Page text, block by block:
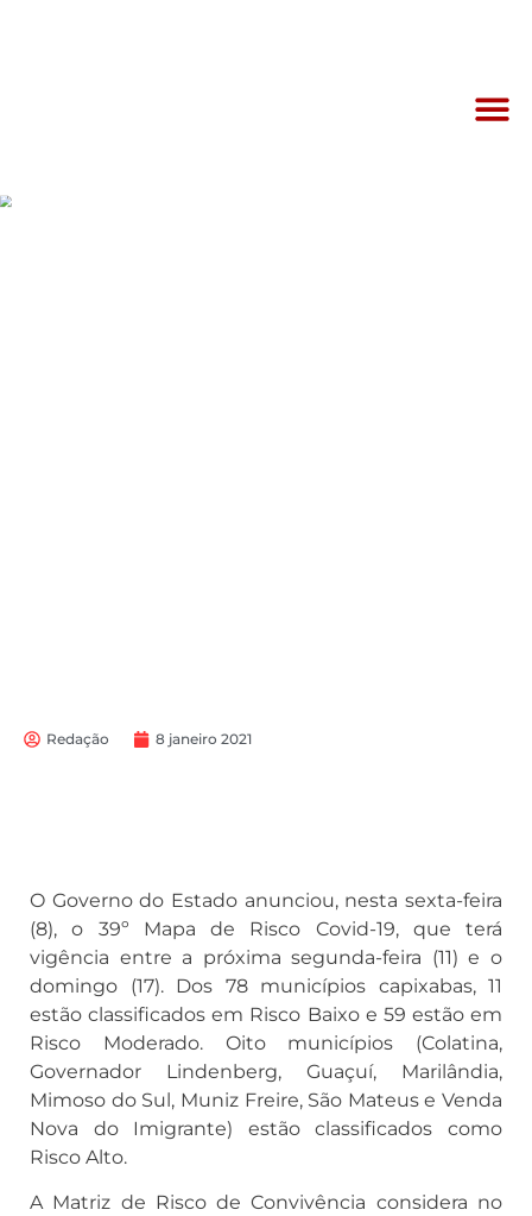
Redação 8 janeiro 2021
O Governo do Estado anunciou, nesta sexta-feira
(8), o 39º Mapa de Risco Covid-19, que terá
vigência entre a próxima segunda-feira (11) e o
domingo (17). Dos 78 municípios capixabas, 11
estão classificados em Risco Baixo e 59 estão em
Risco Moderado. Oito municípios (Colatina,
Governador Lindenberg, Guaçuí, Marilândia,
Mimoso do Sul, Muniz Freire, São Mateus e Venda
Nova do Imigrante) estão classificados como
Risco Alto.
A Matriz de Risco de Convivência considera no